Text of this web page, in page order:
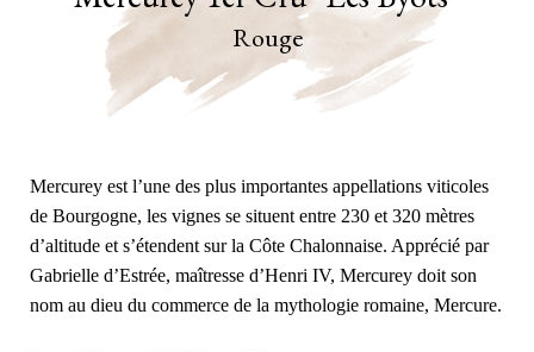
Rouge
Mercurey est l’une des plus importantes appellations viticoles
de Bourgogne, les vignes se situent entre 230 et 320 mètres
d’altitude et s’étendent sur la Côte Chalonnaise. Apprécié par
Gabrielle d’Estrée, maîtresse d’Henri IV, Mercurey doit son
nom au dieu du commerce de la mythologie romaine, Mercure.